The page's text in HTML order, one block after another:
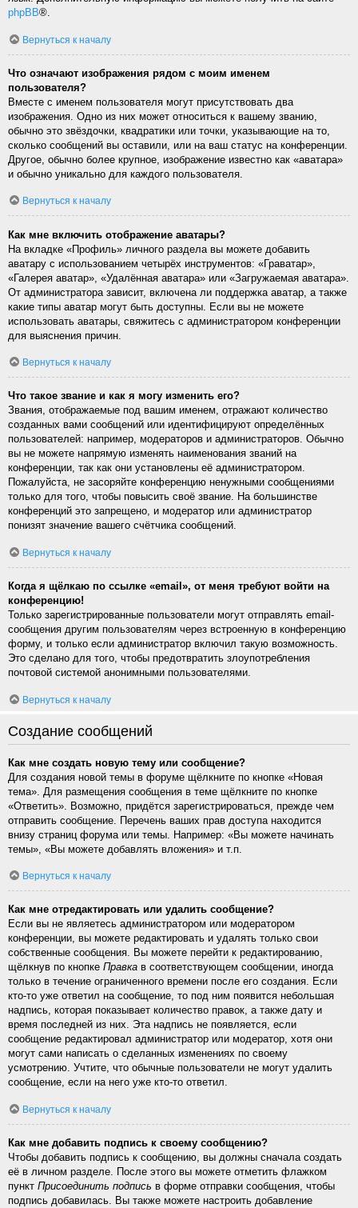
phpBB®.
Вернуться к началу
Что означают изображения рядом с моим именем
пользователя?
Вместе с именем пользователя могут присутствовать два
изображения. Одно из них может относиться к вашему званию,
обычно это звёздочки, квадратики или точки, указывающие на то,
сколько сообщений вы оставили, или на ваш статус на конференции.
Другое, обычно более крупное, изображение известно как «аватара»
и обычно уникально для каждого пользователя.
Вернуться к началу
Как мне включить отображение аватары?
На вкладке «Профиль» личного раздела вы можете добавить
аватару с использованием четырёх инструментов: «Граватар»,
«Галерея аватар», «Удалённая аватара» или «Загружаемая аватара».
От администратора зависит, включена ли поддержка аватар, а также
какие типы аватар могут быть доступны. Если вы не можете
использовать аватары, свяжитесь с администратором конференции
для выяснения причин.
Вернуться к началу
Что такое звание и как я могу изменить его?
Звания, отображаемые под вашим именем, отражают количество
созданных вами сообщений или идентифицируют определённых
пользователей: например, модераторов и администраторов. Обычно
вы не можете напрямую изменять наименования званий на
конференции, так как они установлены её администратором.
Пожалуйста, не засоряйте конференцию ненужными сообщениями
только для того, чтобы повысить своё звание. На большинстве
конференций это запрещено, и модератор или администратор
понизят значение вашего счётчика сообщений.
Вернуться к началу
Когда я щёлкаю по ссылке «email», от меня требуют войти на
конференцию!
Только зарегистрированные пользователи могут отправлять email-
сообщения другим пользователям через встроенную в конференцию
форму, и только если администратор включил такую возможность.
Это сделано для того, чтобы предотвратить злоупотребления
почтовой системой анонимными пользователями.
Вернуться к началу
Создание сообщений
Как мне создать новую тему или сообщение?
Для создания новой темы в форуме щёлкните по кнопке «Новая
тема». Для размещения сообщения в теме щёлкните по кнопке
«Ответить». Возможно, придётся зарегистрироваться, прежде чем
отправить сообщение. Перечень ваших прав доступа находится
внизу страниц форума или темы. Например: «Вы можете начинать
темы», «Вы можете добавлять вложения» и т.п.
Вернуться к началу
Как мне отредактировать или удалить сообщение?
Если вы не являетесь администратором или модератором
конференции, вы можете редактировать и удалять только свои
собственные сообщения. Вы можете перейти к редактированию,
щёлкнув по кнопке Правка в соответствующем сообщении, иногда
только в течение ограниченного времени после его создания. Если
кто-то уже ответил на сообщение, то под ним появится небольшая
надпись, которая показывает количество правок, а также дату и
время последней из них. Эта надпись не появляется, если
сообщение редактировал администратор или модератор, хотя они
могут сами написать о сделанных изменениях по своему
усмотрению. Учтите, что обычные пользователи не могут удалить
сообщение, если на него уже кто-то ответил.
Вернуться к началу
Как мне добавить подпись к своему сообщению?
Чтобы добавить подпись к сообщению, вы должны сначала создать
её в личном разделе. После этого вы можете отметить флажком
пункт Присоединить подпись в форме отправки сообщения, чтобы
подпись добавилась. Вы также можете настроить добавление